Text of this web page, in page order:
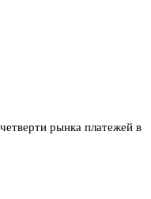
рынка платежей в